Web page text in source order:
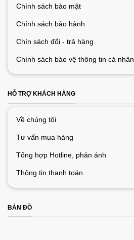
Chính sách bảo mật
Chính sách bảo hành
Chín sách đổi - trả hàng
Chính sách bảo vệ thông tin cá nhân
HỖ TRỢ KHÁCH HÀNG
Về chúng tôi
Tư vấn mua hàng
Tổng hợp Hotline, phản ánh
Thông tin thanh toán
BẢN ĐỒ